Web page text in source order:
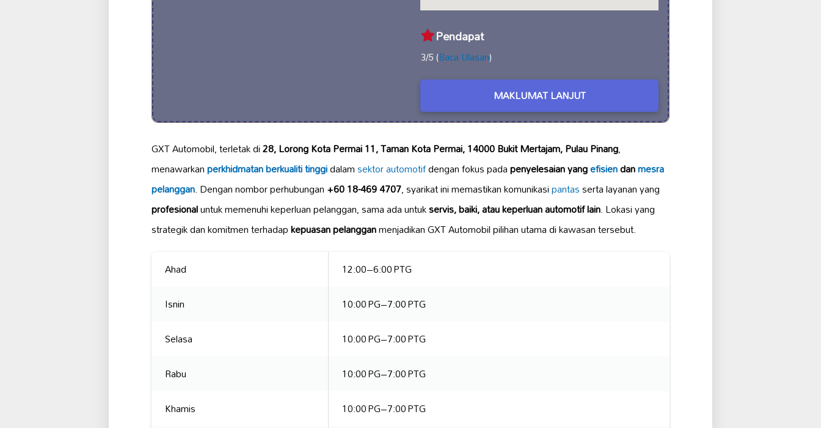
Pendapat
3/5 (Baca Ulasan)
MAKLUMAT LANJUT
GXT Automobil, terletak di28, Lorong Kota Permai 11, Taman Kota Permai, 14000 Bukit Mertajam, Pulau Pinang,
menawarkanperkhidmatan berkualiti tinggidalamsektor automotifdengan fokus padapenyelesaian yangefisiendanmesra
pelanggan. Dengan nombor perhubungan+60 18-469 4707, syarikat ini memastikan komunikasipantasserta layanan yang
profesionaluntuk memenuhi keperluan pelanggan, sama ada untukservis, baiki, atau keperluan automotif lain. Lokasi yang
strategik dan komitmen terhadapkepuasan pelangganmenjadikan GXT Automobil pilihan utama di kawasan tersebut.
Ahad
12:00–6:00 PTG
Isnin
10:00 PG–7:00 PTG
Selasa
10:00 PG–7:00 PTG
Rabu
10:00 PG–7:00 PTG
Khamis
10:00 PG–7:00 PTG